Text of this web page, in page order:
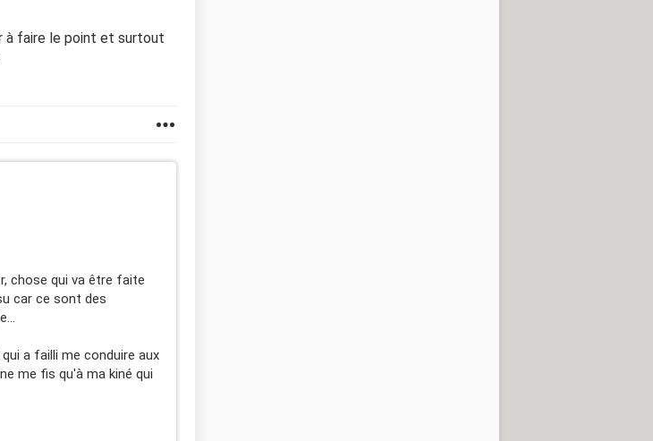
à faire le point et surtout
chose qui va être faite
car ce sont des
a failli me conduire aux
me fis qu'à ma kiné qui